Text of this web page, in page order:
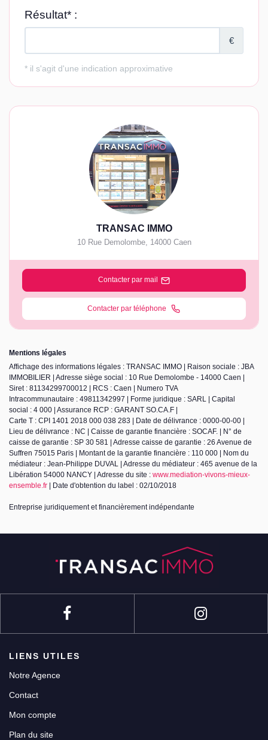
TRANSAC IMMO
10 Rue Demolombe, 14000 Caen
Contacter par mail
Contacter par téléphone
Mentions légales
Affichage des informations légales : TRANSAC IMMO | Raison sociale : JBA
IMMOBILIER | Adresse siège social : 10 Rue Demolombe - 14000 Caen |
Siret : 81134299700012 | RCS : Caen | Numero TVA
Intracommunautaire : 49811342997 | Forme juridique : SARL | Capital
social : 4 000 | Assurance RCP : GARANT SO.CA.F |
Carte T : CPI 1401 2018 000 038 283 | Date de délivrance : 0000-00-00 |
Lieu de délivrance : NC | Caisse de garantie financière : SOCAF. | N° de
caisse de garantie : SP 30 581 | Adresse caisse de garantie : 26 Avenue de
Suffren 75015 Paris | Montant de la garantie financière : 110 000 | Nom du
médiateur : Jean-Philippe DUVAL | Adresse du médiateur : 465 avenue de la
Libération 54000 NANCY | Adresse du site : www.mediation-vivons-mieux-
ensemble.fr | Date d'obtention du label : 02/10/2018
Entreprise juridiquement et financièrement indépendante
LIENS UTILES
Notre Agence
Contact
Mon compte
Plan du site